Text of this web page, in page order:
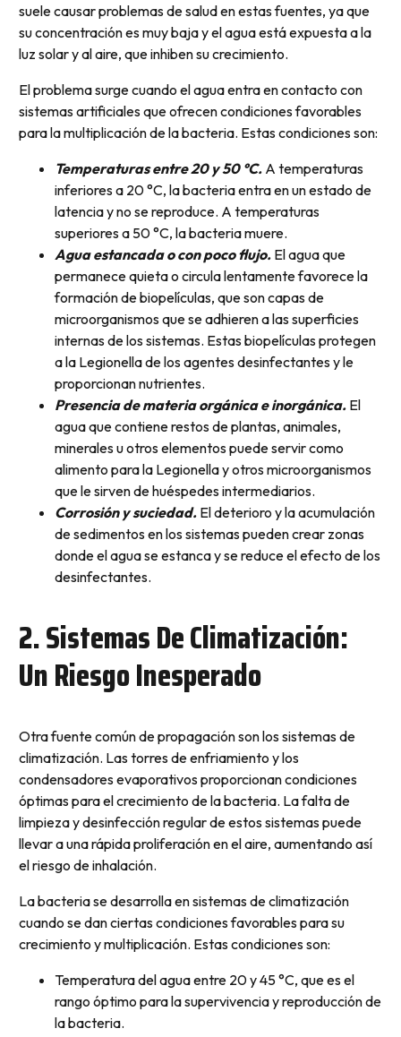
suele causar problemas de salud en estas fuentes, ya que
su concentración es muy baja y el agua está expuesta a la
luz solar y al aire, que inhiben su crecimiento.
El problema surge cuando el agua entra en contacto con
sistemas artificiales que ofrecen condiciones favorables
para la multiplicación de la bacteria. Estas condiciones son:
Temperaturas entre 20 y 50 °C. A temperaturas
inferiores a 20 °C, la bacteria entra en un estado de
latencia y no se reproduce. A temperaturas
superiores a 50 °C, la bacteria muere.
Agua estancada o con poco flujo.El agua que
permanece quieta o circula lentamente favorece la
formación de biopelículas, que son capas de
microorganismos que se adhieren a las superficies
internas de los sistemas. Estas biopelículas protegen
a la Legionella de los agentes desinfectantes y le
proporcionan nutrientes.
Presencia de materia orgánica e inorgánica.El
agua que contiene restos de plantas, animales,
minerales u otros elementos puede servir como
alimento para la Legionella y otros microorganismos
que le sirven de huéspedes intermediarios.
Corrosión y suciedad.El deterioro y la acumulación
de sedimentos en los sistemas pueden crear zonas
donde el agua se estanca y se reduce el efecto de los
desinfectantes.
2. Sistemas De Climatización:
Un Riesgo Inesperado
Otra fuente común de propagación son los sistemas de
climatización. Las torres de enfriamiento y los
condensadores evaporativos proporcionan condiciones
óptimas para el crecimiento de la bacteria. La falta de
limpieza y desinfección regular de estos sistemas puede
llevar a una rápida proliferación en el aire, aumentando así
el riesgo de inhalación.
La bacteria se desarrolla en sistemas de climatización
cuando se dan ciertas condiciones favorables para su
crecimiento y multiplicación. Estas condiciones son:
Temperatura del agua entre 20 y 45 °C, que es el
rango óptimo para la supervivencia y reproducción de
la bacteria.